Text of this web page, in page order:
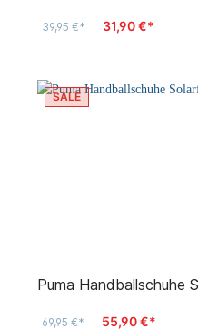
39,95 €* 31,90 €*
SALE
Puma Handballschuhe
69,95 €* 55,90 €*